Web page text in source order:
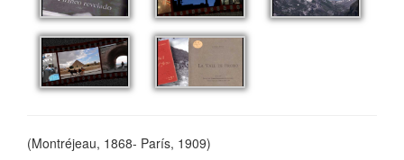
(Montréjeau, 1868- París, 1909)